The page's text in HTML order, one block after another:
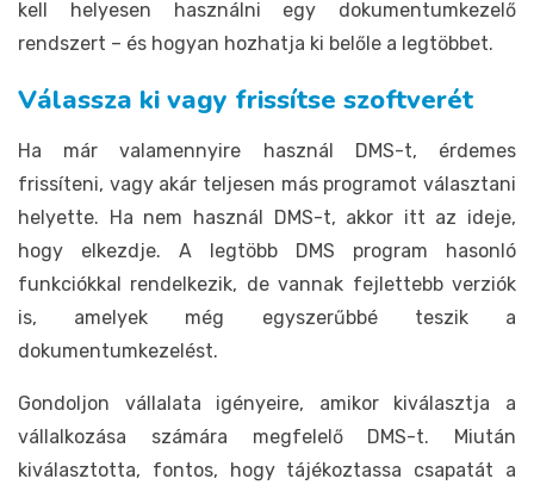
kell helyesen használni egy dokumentumkezelő
rendszert – és hogyan hozhatja ki belőle a legtöbbet.
Válassza ki vagy frissítse szoftverét
Ha már valamennyire használ DMS-t, érdemes
frissíteni, vagy akár teljesen más programot választani
helyette. Ha nem használ DMS-t, akkor itt az ideje,
hogy elkezdje. A legtöbb DMS program hasonló
funkciókkal rendelkezik, de vannak fejlettebb verziók
is, amelyek még egyszerűbbé teszik a
dokumentumkezelést.
Gondoljon vállalata igényeire, amikor kiválasztja a
vállalkozása számára megfelelő DMS-t. Miután
kiválasztotta, fontos, hogy tájékoztassa csapatát a